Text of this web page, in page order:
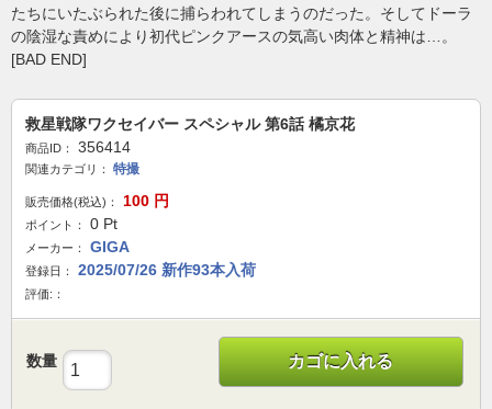
たちにいたぶられた後に捕らわれてしまうのだった。そしてドーラ
の陰湿な責めにより初代ピンクアースの気高い肉体と精神は…。
[BAD END]
救星戦隊ワクセイバー スペシャル 第6話 橘京花
商品ID： 356414
関連カテゴリ： 特撮
販売価格(税込)： 100 円
ポイント： 0 Pt
メーカー： GIGA
登録日： 2025/07/26 新作93本入荷
評価:：
数量 カゴに入れる